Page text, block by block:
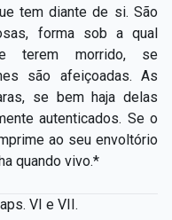
tem diante de si. São
forma sob a qual
terem morrido, se
são afeiçoadas. As
se bem haja delas
autenticados. Se o
ao seu envoltório
quando vivo.*
VI e VII.